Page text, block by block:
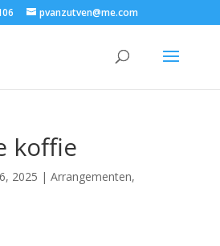
pvanzutven@me.com
koffie
2025 | Arrangementen,